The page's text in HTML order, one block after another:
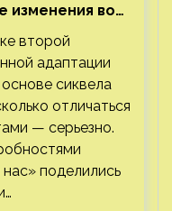
изменения во
второй
адаптации
сиквела
отличаться
— серьезно.
поделились